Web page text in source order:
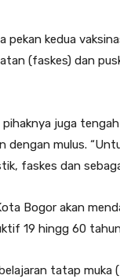
kedua
(faskes) dan
juga
mulus.
faskes dan
Bogor akan
19 hingg 60
tatap muka